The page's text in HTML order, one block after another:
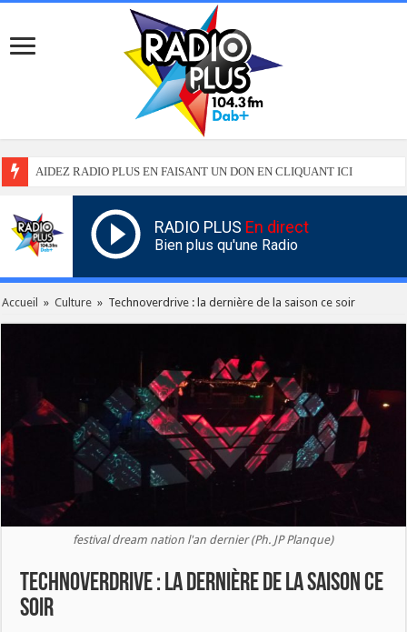
AIDEZ RADIO PLUS EN FAISANT UN DON EN CLIQUANT ICI
RADIO PLUS En direct
Bien plus qu'une Radio
Accueil » Culture » Technoverdrive : la dernière de la saison ce soir
festival dream nation l'an dernier (Ph. JP Planque)
Technoverdrive : la dernière de la saison ce
soir